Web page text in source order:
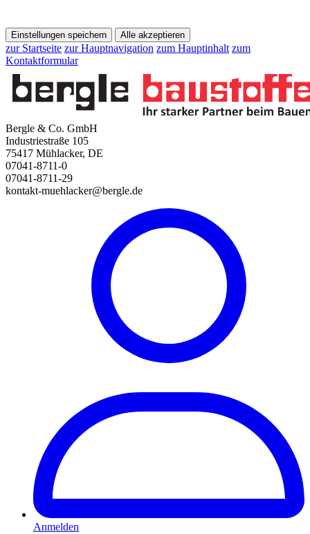
Einstellungen speichern Alle akzeptieren
zur Startseite zur Hauptnavigation zum Hauptinhalt zum
Kontaktformular
Bergle & Co. GmbH
Industriestraße 105
75417 Mühlacker, DE
07041-8711-0
07041-8711-29
kontakt-muehlacker@bergle.de
Anmelden